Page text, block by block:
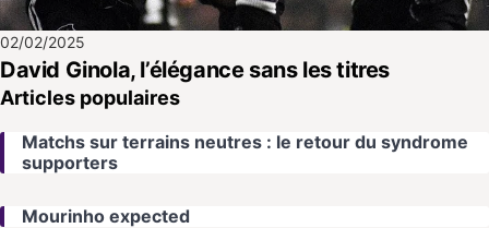
02/02/2025
David Ginola, l’élégance sans les titres
Articles populaires
Matchs sur terrains neutres : le retour du syndrome
supporters
Mourinho expected